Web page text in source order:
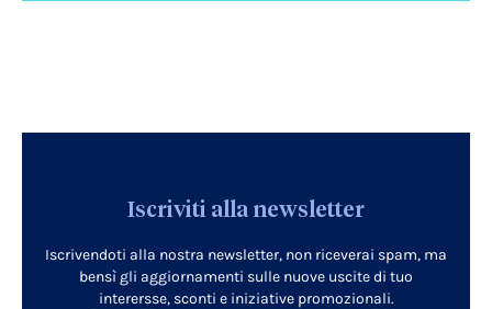
Iscriviti alla newsletter
Iscrivendoti alla nostra newsletter, non riceverai spam, ma
bensì gli aggiornamenti sulle nuove uscite di tuo
interersse, sconti e iniziative promozionali.